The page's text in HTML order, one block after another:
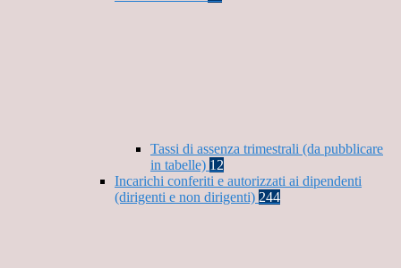
Tassi di assenza trimestrali (da pubblicare
in tabelle) 12
Incarichi conferiti e autorizzati ai dipendenti
(dirigenti e non dirigenti) 244